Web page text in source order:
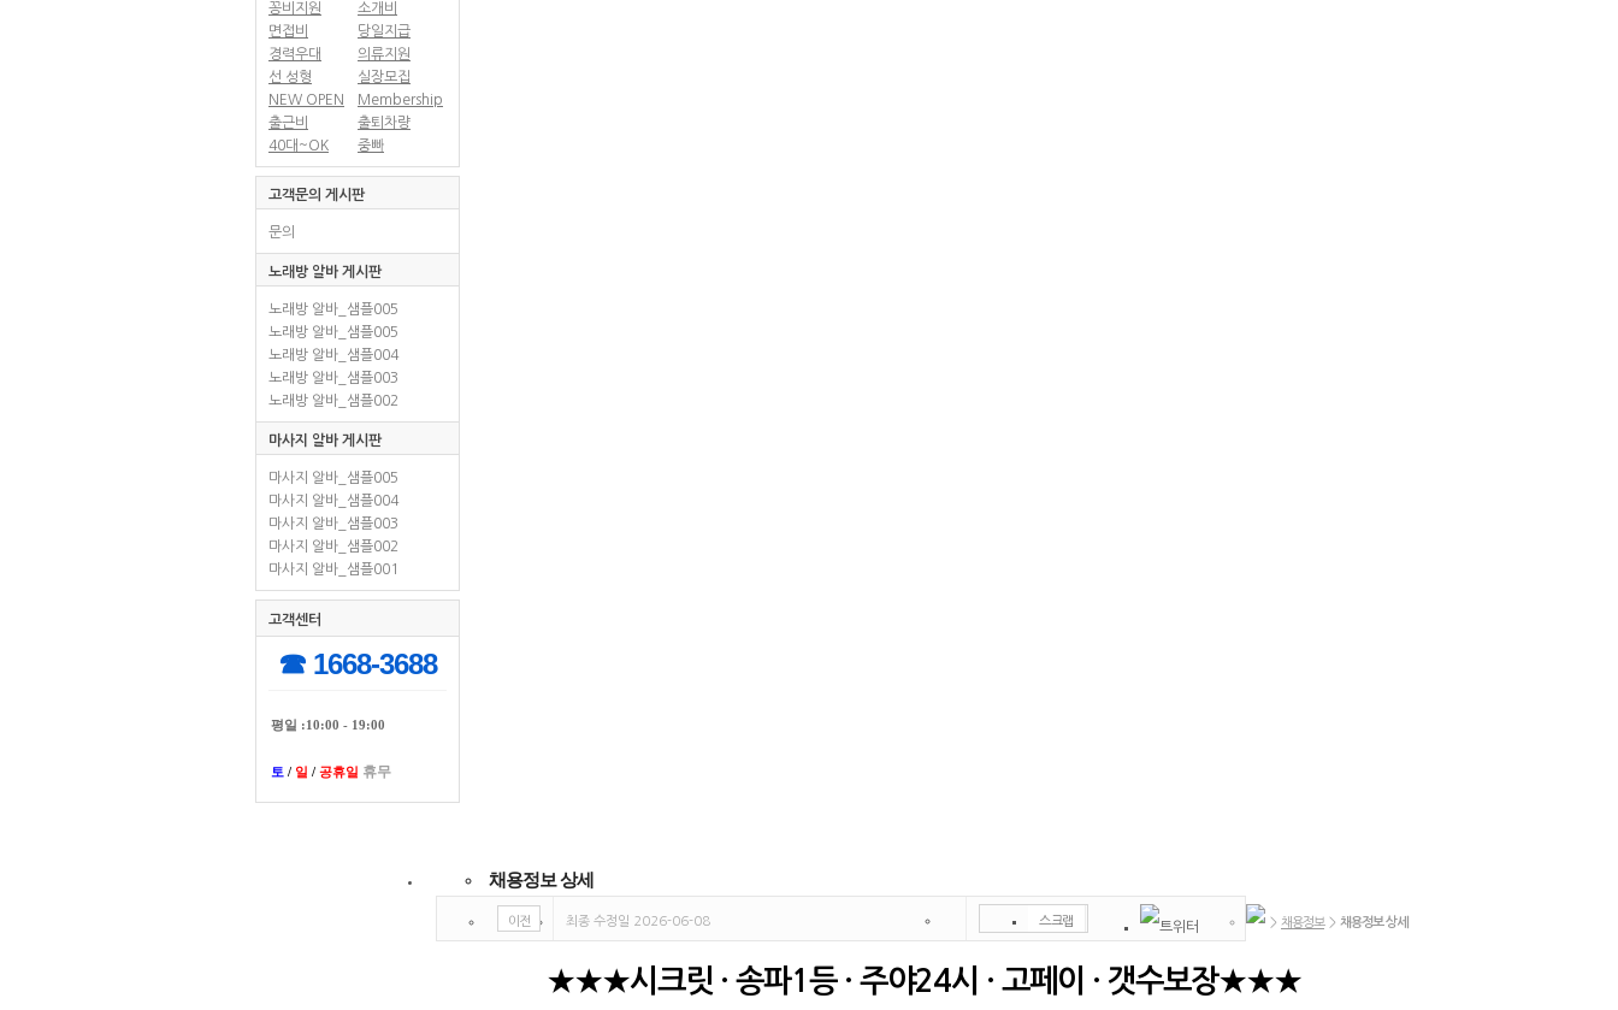
꽁비지원
소개비
면접비
당일지급
경력우대
의류지원
선 성형
실장모집
NEW OPEN
Membership
출근비
출퇴차량
40대~OK
중빠
고객문의 게시판
문의
노래방 알바 게시판
노래방 알바_샘플005
노래방 알바_샘플005
노래방 알바_샘플004
노래방 알바_샘플003
노래방 알바_샘플002
마사지 알바 게시판
마사지 알바_샘플005
마사지 알바_샘플004
마사지 알바_샘플003
마사지 알바_샘플002
마사지 알바_샘플001
고객센터
☎ 1668-3688
평일 :10:00 - 19:00
토 / 일 / 공휴일 휴무
채용정보 상세
> 채용정보> 채용정보 상세
이전 최종 수정일 2026-06-08 스크랩
신고
★★★시크릿 · 송파1등 · 주야24시 · 고페이 · 갯수보장★★★